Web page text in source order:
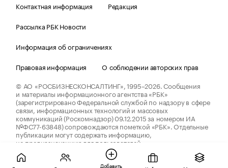
Контактная информация
Редакция
Рассылка РБК Новости
Информация об ограничениях
Правовая информация
О соблюдении авторских прав
© АО «РОСБИЗНЕСКОНСАЛТИНГ»,1995–2026.Сообщения
и материалы информационного агентства «РБК»
(зарегистрировано Федеральной службой по надзору в сфере
связи, информационных технологий и массовых
коммуникаций (Роскомнадзор) 09.12.2015 за номером ИА
№ФС77-63848) сопровождаются пометкой «РБК». Отдельные
публикации могут содержать информацию,
не предназначенную для пользователей
до 18 лет.
companycardsfeedback@rbc.ru
Добавить